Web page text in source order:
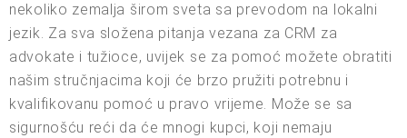
nekoliko zemalja širom sveta sa prevodom na lokalni
jezik. Za sva složena pitanja vezana za CRM za
advokate i tužioce, uvijek se za pomoć možete obratiti
našim stručnjacima koji će brzo pružiti potrebnu i
kvalifikovanu pomoć u pravo vrijeme. Može se sa
sigurnošću reći da će mnogi kupci, koji nemaju